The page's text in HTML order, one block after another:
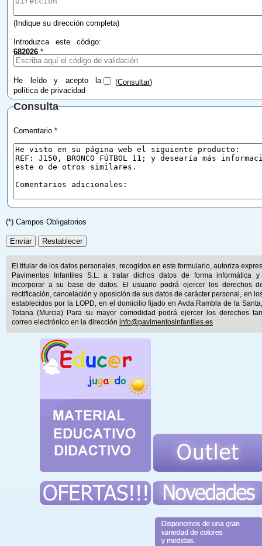
(Indique su dirección completa)
Introduzca este código:
682026 *
He leído y acepto la
política de privacidad
(Consultar)
Consulta
Comentario *
(*) Campos Obligatorios
El titular de los datos personales, recogidos en este formulario, autoriza
Pavimentos Infantiles S.L. a tratar dichos datos de forma informática y
incorporar a su base de datos. El usuario podrá ejercer los derechos
rectificación, cancelación y oposición de sus datos de carácter personal, en
establecidos por la LOPD, en el domicilio fijado en Avda.Rambla de la
Totana (Murcia) Para su mayor comodidad podrá ejercer los derechos
correo electrónico en la dirección info@pavimentosinfantiles.es